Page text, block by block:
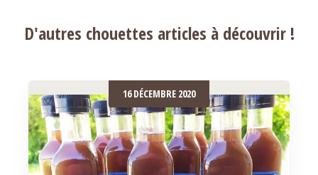
D'autres chouettes articles à découvrir !
16 DÉCEMBRE 2020